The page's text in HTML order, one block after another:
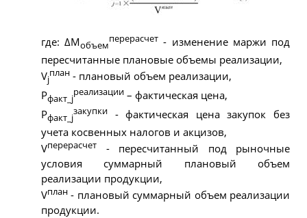
где: ΔMобъем
перерасчет - изменение маржи под
пересчитанные плановые объемы реализации,
Vj
план - плановый объем реализации,
Рфакт_j
реализации – фактическая цена,
Рфакт_j
закупки - фактическая цена закупок без
учета косвенных налогов и акцизов,
Vперерасчет - пересчитанный под рыночные
условия суммарный плановый объем
реализации продукции,
Vплан - плановый суммарный объем реализации
продукции.